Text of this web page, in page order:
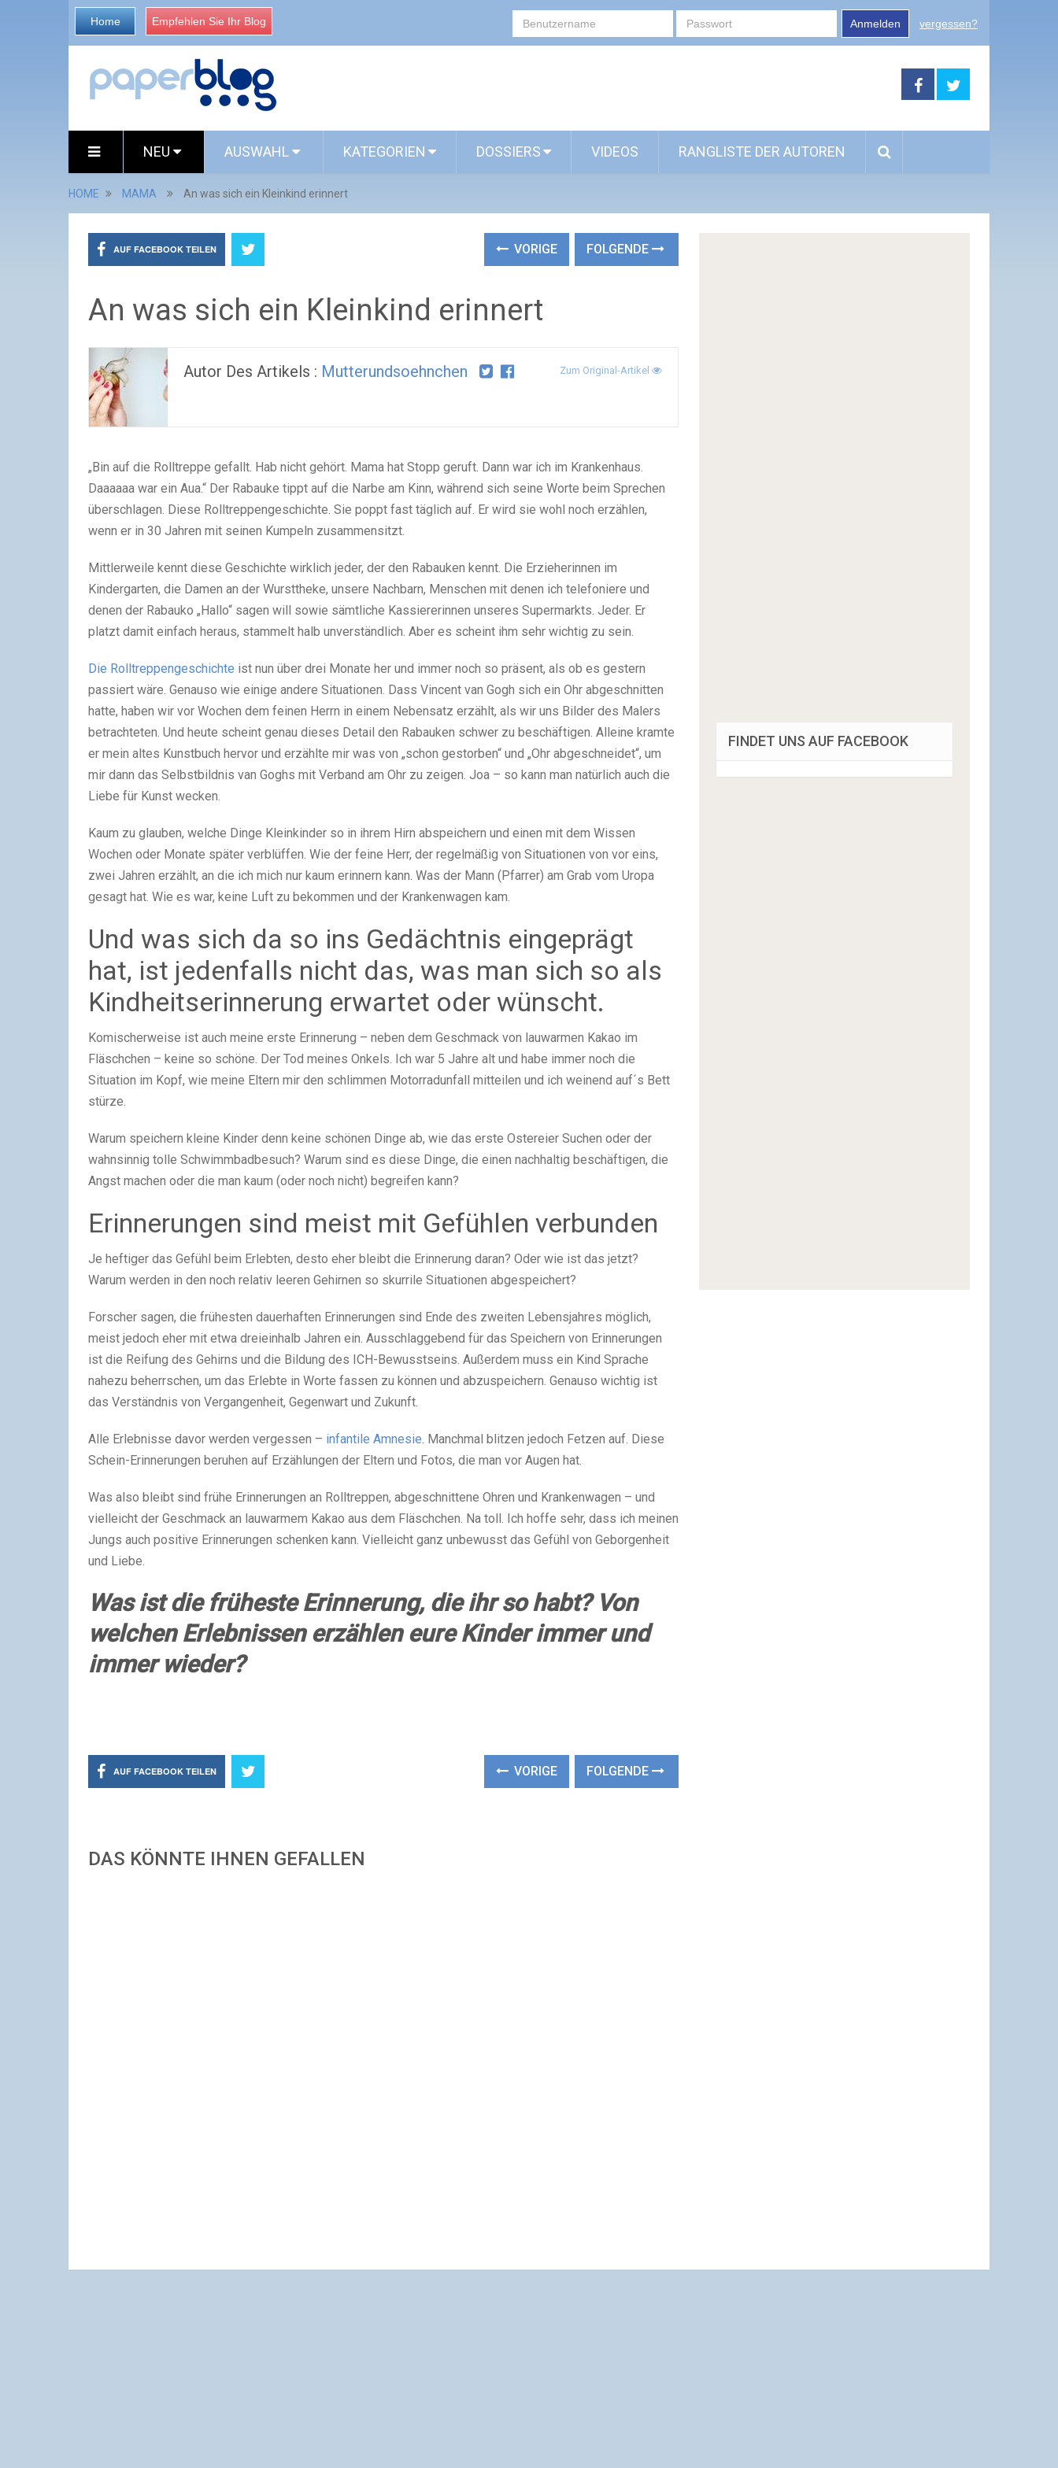
Home Empfehlen Sie Ihr Blog Anmelden vergessen?
NEU AUSWAHL KATEGORIEN DOSSIERS VIDEOS RANGLISTE DER AUTOREN
HOME MAMA An was sich ein Kleinkind erinnert
AUF FACEBOOK TEILEN VORIGE FOLGENDE
An was sich ein Kleinkind erinnert
Autor Des Artikels : Mutterundsoehnchen Zum Original-Artikel
„Bin auf die Rolltreppe gefallt. Hab nicht gehört. Mama hat Stopp geruft. Dann war ich im Krankenhaus.
Daaaaaa war ein Aua.“ Der Rabauke tippt auf die Narbe am Kinn, während sich seine Worte beim Sprechen
überschlagen. Diese Rolltreppengeschichte. Sie poppt fast täglich auf. Er wird sie wohl noch erzählen,
wenn er in 30 Jahren mit seinen Kumpeln zusammensitzt.
Mittlerweile kennt diese Geschichte wirklich jeder, der den Rabauken kennt. Die Erzieherinnen im
Kindergarten, die Damen an der Wursttheke, unsere Nachbarn, Menschen mit denen ich telefoniere und
denen der Rabauko „Hallo“ sagen will sowie sämtliche Kassiererinnen unseres Supermarkts. Jeder. Er
platzt damit einfach heraus, stammelt halb unverständlich. Aber es scheint ihm sehr wichtig zu sein.
Die Rolltreppengeschichte ist nun über drei Monate her und immer noch so präsent, als ob es gestern
passiert wäre. Genauso wie einige andere Situationen. Dass Vincent van Gogh sich ein Ohr abgeschnitten
hatte, haben wir vor Wochen dem feinen Herrn in einem Nebensatz erzählt, als wir uns Bilder des Malers
betrachteten. Und heute scheint genau dieses Detail den Rabauken schwer zu beschäftigen. Alleine kramte
er mein altes Kunstbuch hervor und erzählte mir was von „schon gestorben“ und „Ohr abgeschneidet“, um
mir dann das Selbstbildnis van Goghs mit Verband am Ohr zu zeigen. Joa – so kann man natürlich auch die
Liebe für Kunst wecken.
Kaum zu glauben, welche Dinge Kleinkinder so in ihrem Hirn abspeichern und einen mit dem Wissen
Wochen oder Monate später verblüffen. Wie der feine Herr, der regelmäßig von Situationen von vor eins,
zwei Jahren erzählt, an die ich mich nur kaum erinnern kann. Was der Mann (Pfarrer) am Grab vom Uropa
gesagt hat. Wie es war, keine Luft zu bekommen und der Krankenwagen kam.
Und was sich da so ins Gedächtnis eingeprägt
hat, ist jedenfalls nicht das, was man sich so als
Kindheitserinnerung erwartet oder wünscht.
Komischerweise ist auch meine erste Erinnerung – neben dem Geschmack von lauwarmen Kakao im
Fläschchen – keine so schöne. Der Tod meines Onkels. Ich war 5 Jahre alt und habe immer noch die
Situation im Kopf, wie meine Eltern mir den schlimmen Motorradunfall mitteilen und ich weinend auf´s Bett
stürze.
Warum speichern kleine Kinder denn keine schönen Dinge ab, wie das erste Ostereier Suchen oder der
wahnsinnig tolle Schwimmbadbesuch? Warum sind es diese Dinge, die einen nachhaltig beschäftigen, die
Angst machen oder die man kaum (oder noch nicht) begreifen kann?
Erinnerungen sind meist mit Gefühlen verbunden
Je heftiger das Gefühl beim Erlebten, desto eher bleibt die Erinnerung daran? Oder wie ist das jetzt?
Warum werden in den noch relativ leeren Gehirnen so skurrile Situationen abgespeichert?
Forscher sagen, die frühesten dauerhaften Erinnerungen sind Ende des zweiten Lebensjahres möglich,
meist jedoch eher mit etwa dreieinhalb Jahren ein. Ausschlaggebend für das Speichern von Erinnerungen
ist die Reifung des Gehirns und die Bildung des ICH-Bewusstseins. Außerdem muss ein Kind Sprache
nahezu beherrschen, um das Erlebte in Worte fassen zu können und abzuspeichern. Genauso wichtig ist
das Verständnis von Vergangenheit, Gegenwart und Zukunft.
Alle Erlebnisse davor werden vergessen – infantile Amnesie. Manchmal blitzen jedoch Fetzen auf. Diese
Schein-Erinnerungen beruhen auf Erzählungen der Eltern und Fotos, die man vor Augen hat.
Was also bleibt sind frühe Erinnerungen an Rolltreppen, abgeschnittene Ohren und Krankenwagen – und
vielleicht der Geschmack an lauwarmem Kakao aus dem Fläschchen. Na toll. Ich hoffe sehr, dass ich meinen
Jungs auch positive Erinnerungen schenken kann. Vielleicht ganz unbewusst das Gefühl von Geborgenheit
und Liebe.
Was ist die früheste Erinnerung, die ihr so habt? Von
welchen Erlebnissen erzählen eure Kinder immer und
immer wieder?
AUF FACEBOOK TEILEN VORIGE FOLGENDE
DAS KÖNNTE IHNEN GEFALLEN
FINDET UNS AUF FACEBOOK